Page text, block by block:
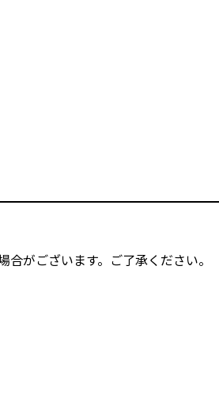
がございます。ご了承ください。